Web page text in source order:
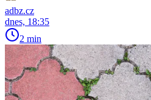
adbz.cz
dnes, 18:35
2 min